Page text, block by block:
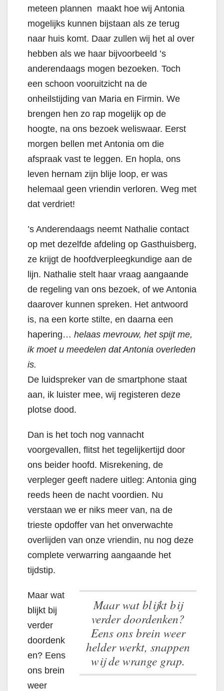
meteen plannen maakt hoe wij Antonia
mogelijks kunnen bijstaan als ze terug
naar huis komt. Daar zullen wij het al over
hebben als we haar bijvoorbeeld ’s
anderendaags mogen bezoeken. Toch
een schoon vooruitzicht na de
onheilstijding van Maria en Firmin. We
brengen hen zo rap mogelijk op de
hoogte, na ons bezoek weliswaar. Eerst
morgen bellen met Antonia om die
afspraak vast te leggen. En hopla, ons
leven hernam zijn blije loop, er was
helemaal geen vriendin verloren. Weg met
dat verdriet!
’s Anderendaags neemt Nathalie contact
op met dezelfde afdeling op Gasthuisberg,
ze krijgt de hoofdverpleegkundige aan de
lijn. Nathalie stelt haar vraag aangaande
de regeling van ons bezoek, of we Antonia
daarover kunnen spreken. Het antwoord
is, na een korte stilte, en daarna een
hapering… helaas mevrouw, het spijt me,
ik moet u meedelen dat Antonia overleden
is.
De luidspreker van de smartphone staat
aan, ik luister mee, wij registeren deze
plotse dood.
Dan is het toch nog vannacht
voorgevallen, flitst het tegelijkertijd door
ons beider hoofd. Misrekening, de
verpleger geeft nadere uitleg: Antonia ging
reeds heen de nacht voordien. Nu
verstaan we er niks meer van, na de
trieste opdoffer van het onverwachte
overlijden van onze vriendin, nu nog deze
complete verwarring aangaande het
tijdstip.
Maar wat blijkt bij
verder doordenken?
Eens ons brein weer
helder werkt, snappen
wij de wrange grap.
Maar wat
blijkt bij
verder
doordenk
en? Eens
ons brein
weer